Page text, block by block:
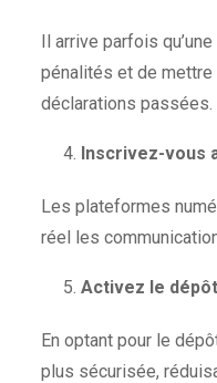
Il arrive parfois
pénalités et de mettre
déclarations passées.
Inscrivez-vous
Les plateformes
réel les
Activez le
En optant pour le
plus sécurisée,